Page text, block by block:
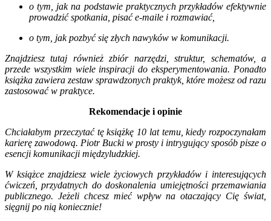
o tym, jak na podstawie praktycznych przykładów efektywnie
prowadzić spotkania, pisać e-maile i rozmawiać,
o tym, jak pozbyć się złych nawyków w komunikacji.
Znajdziesz tutaj również zbiór narzędzi, struktur, schematów, a
przede wszystkim wiele inspiracji do eksperymentowania. Ponadto
książka zawiera zestaw sprawdzonych praktyk, które możesz od razu
zastosować w praktyce.
Rekomendacje i opinie
Chciałabym przeczytać tę książkę 10 lat temu, kiedy rozpoczynałam
karierę zawodową. Piotr Bucki w prosty i intrygujący sposób pisze o
esencji komunikacji międzyludzkiej.
W książce znajdziesz wiele życiowych przykładów i interesujących
ćwiczeń, przydatnych do doskonalenia umiejętności przemawiania
publicznego. Jeżeli chcesz mieć wpływ na otaczający Cię świat,
sięgnij po nią koniecznie!